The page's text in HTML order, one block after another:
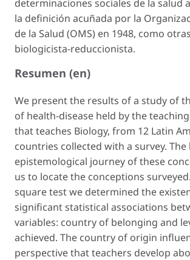
determinaciones sociales de la salud
la definición acuñada por la
de la Salud (OMS) en 1948, como
biologicista-reduccionista.
Resumen (en)
We present the results of a study of
of health-disease held by the
that teaches Biology, from 12 Latin
countries collected with a survey.
epistemological journey of these
us to locate the conceptions
square test we determined the
significant statistical associations
variables: country of belonging and
achieved. The country of origin
perspective that teachers develop